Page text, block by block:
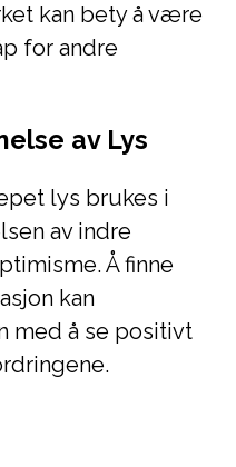
kan bety å være
for andre
av Lys
lys brukes i
av indre
Å finne
kan
med å se positivt